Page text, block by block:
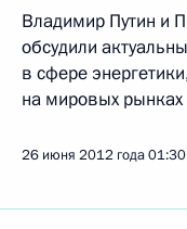
Владимир Путин и
обсудили
в сфере
на мировых рынках
26 июня 2012 года01:30